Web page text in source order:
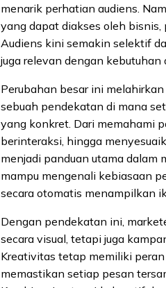
menarik perhatian audiens.
yang dapat diakses oleh
Audiens kini semakin selektif
juga relevan dengan kebutuhan
Perubahan besar ini
sebuah pendekatan di mana
yang konkret. Dari memahami
berinteraksi, hingga
menjadi panduan utama dalam
mampu mengenali kebiasaan
secara otomatis menampilkan
Dengan pendekatan ini,
secara visual, tetapi juga
Kreativitas tetap memiliki
memastikan setiap pesan